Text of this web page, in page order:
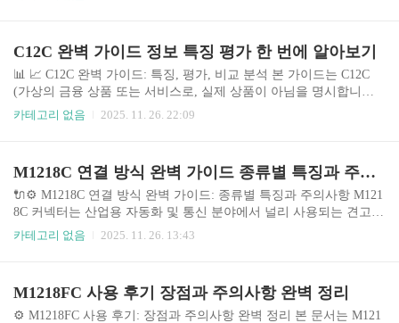
신에게 맞는 최적의 배터리를 선택하는 데 어려움을 겪을 수 있습니
다. 본 가이드는 다양한 18V 배터리의 차이점을 분석하고, 소비자의
니즈에 맞는 최적의 배터리 선택을 위한 정보를 제공합니다. 🤔 주제
의 중요성과 배경 18V 배터리 시장은 끊임없이 성장하고..
C12C 완벽 가이드 정보 특징 평가 한 번에 알아보기
📊 📈 C12C 완벽 가이드: 특징, 평가, 비교 분석 본 가이드는 C12C
(가상의 금융 상품 또는 서비스로, 실제 상품이 아님을 명시합니다.
실제 상품과 비슷한 정보를 제공하기 위해 가상의 예시를 사용합니
에 입각한 결정을 내릴 수 있도록 지원합니다. 🤔 주제 소개 및 중요
성 C12C는 (가상의 설명 추가: 예를 들어, 개인 맞춤형 투자 포트폴
리오 관리 서비스, 특정 금리 조건을 가진 대출 상품, 또는 특정 투자
전략 등을 설명) 등의 기능을 제공하..
카테고리 없음 2025. 11. 26. 22:09
M1218C 연결 방식 완벽 가이드 종류별 특징과 주의사항
🔌⚙️ M1218C 연결 방식 완벽 가이드: 종류별 특징과 주의사항 M121
8C 커넥터는 산업용 자동화 및 통신 분야에서 널리 사용되는 견고하
고 신뢰할 수 있는 연결 방식입니다. 다양한 산업 환경에서 장비의
들이 최적의 선택을 할 수 있도록 돕고자 합니다. 특히, 다양한 환경
에서의 적용 사례와 전문가 의견을 바탕으로 실제적인 조언을 제공
카테고리 없음 2025. 11. 26. 13:43
M1218FC 사용 후기 장점과 주의사항 완벽 정리
⚙️ M1218FC 사용 후기: 장점과 주의사항 완벽 정리 본 문서는 M121